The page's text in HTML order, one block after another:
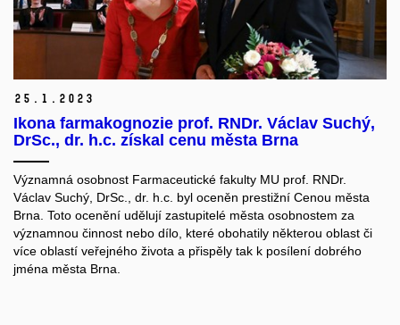
25. 1. 2023
Ikona farmakognozie prof. RNDr. Václav Suchý,
DrSc., dr. h.c. získal cenu města Brna
Významná osobnost Farmaceutické fakulty MU prof. RNDr.
Václav Suchý, DrSc., dr. h.c. byl oceněn prestižní Cenou města
Brna. Toto ocenění udělují zastupitelé města osobnostem za
významnou činnost nebo dílo, které obohatily některou oblast či
více oblastí veřejného života a přispěly tak k posílení dobrého
jména města Brna.